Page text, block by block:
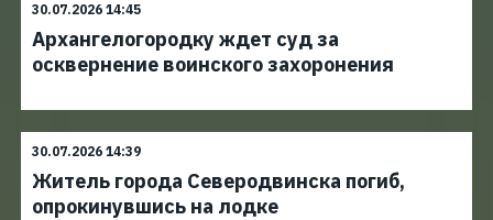
30.07.2026 14:45
Архангелогородку ждет суд за
осквернение воинского захоронения
30.07.2026 14:39
Житель города Северодвинска погиб,
опрокинувшись на лодке